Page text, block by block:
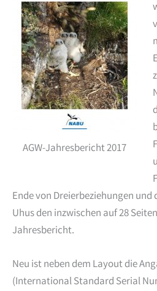
AGW-Jahresbericht 2017
Ende von Dreierbeziehungen
Uhus den inzwischen auf 28
Jahresbericht.
Neu ist neben dem Layout die
(International Standard Serial